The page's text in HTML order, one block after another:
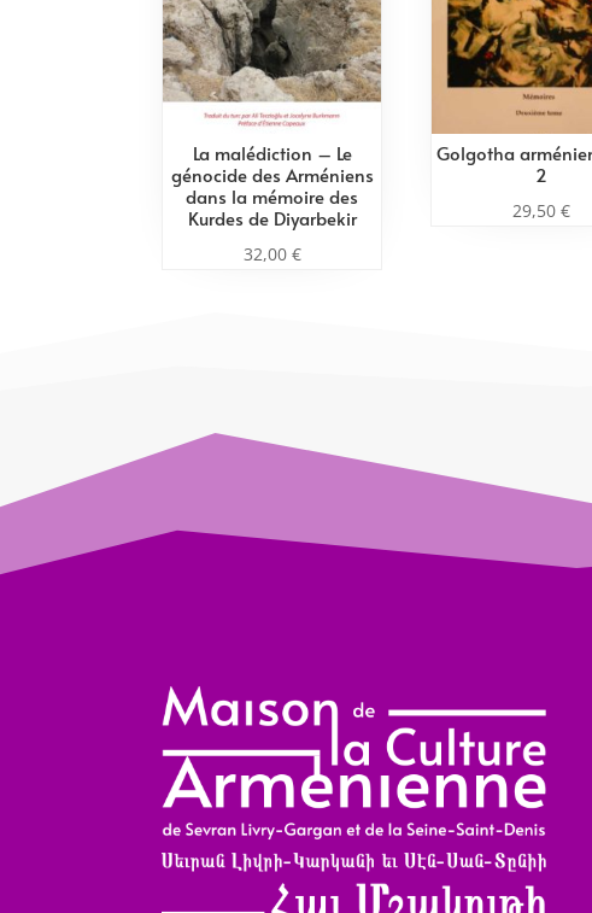
La malédiction – Le
génocide des Arméniens
dans la mémoire des
Kurdes de Diyarbekir
32,00 €
Golgotha
2
29,50 €